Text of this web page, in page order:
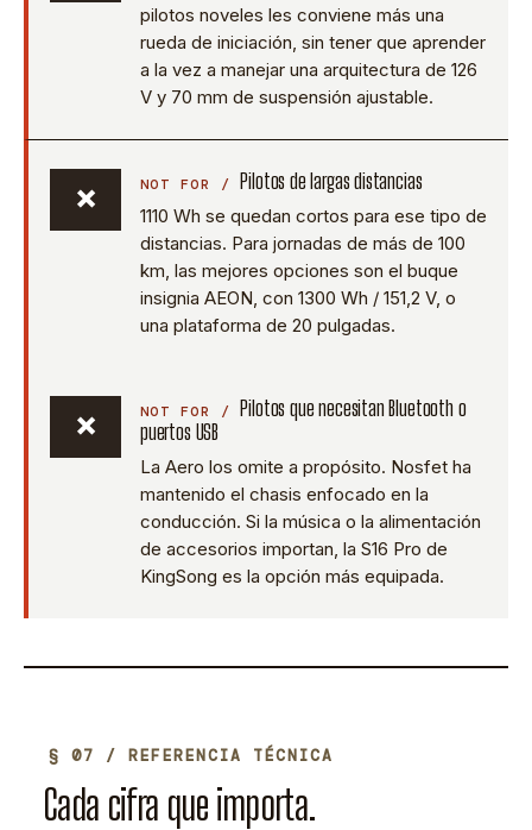
pilotos noveles les conviene más una
rueda de iniciación, sin tener que aprender
a la vez a manejar una arquitectura de 126
V y 70 mm de suspensión ajustable.
× Pilotos de largas distancias
1110 Wh se quedan cortos para ese tipo de
distancias. Para jornadas de más de 100
km, las mejores opciones son el buque
insignia AEON, con 1300 Wh / 151,2 V, o
una plataforma de 20 pulgadas.
×
Pilotos que necesitan Bluetooth o
puertos USB
La Aero los omite a propósito. Nosfet ha
mantenido el chasis enfocado en la
conducción. Si la música o la alimentación
de accesorios importan, la S16 Pro de
KingSong es la opción más equipada.
§ 07 / REFERENCIA TÉCNICA
Cada cifra que importa.